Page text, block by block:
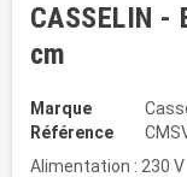
CASSELIN
cm
Marque
Référence
Alimentation : 230 V